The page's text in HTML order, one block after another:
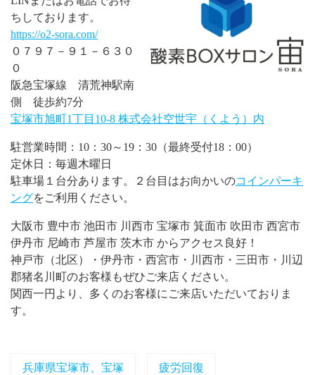
ちしております。
https://o2-sora.com/
０７９７－９１－６３０
０
阪急宝塚線 清荒神駅南
側 徒歩約7分
宝塚市旭町1丁目10-8 株式会社空世宇（くよう）内
駐営業時間：10：30～19：30（最終受付18：00）
定休日：毎週木曜日
駐車場１台分あります。２台目はお向かいのコインパーキ
ングをご利用ください。
大阪市 豊中市 池田市 川西市 宝塚市 箕面市 吹田市 西宮市
伊丹市 尼崎市 芦屋市 茨木市 からアクセス良好！
神戸市（北区）・伊丹市・西宮市・川西市・三田市・川辺
郡猪名川町のお客様もぜひご来店ください。
関西一円より、多くのお客様にご来店いただいておりま
す。
兵庫県宝塚市、宝塚 疲労回復